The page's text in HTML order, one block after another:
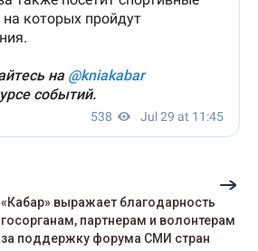
«Кабар» выражает благодарность
госорганам, партнерам и волонтерам
за поддержку форума СМИ стран